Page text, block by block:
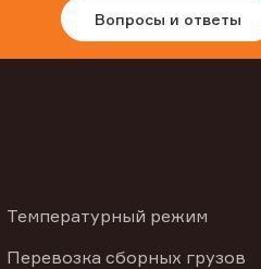
Вопросы и ответы
Температурный режим
Перевозка сборных грузов